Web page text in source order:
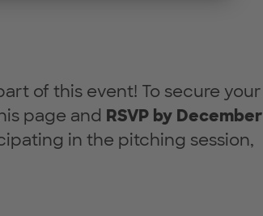
of this event! To secure your
page and RSVP by December
in the pitching session,